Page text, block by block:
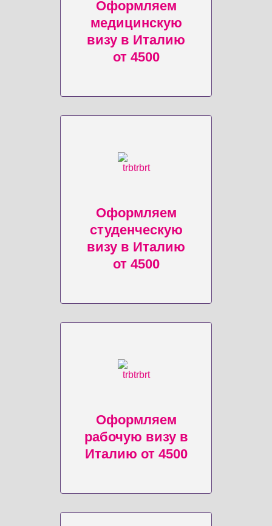
Оформляем
медицинскую
визу в Италию
от 4500
Оформляем
студенческую
визу в Италию
от 4500
Оформляем
рабочую визу в
Италию от 4500